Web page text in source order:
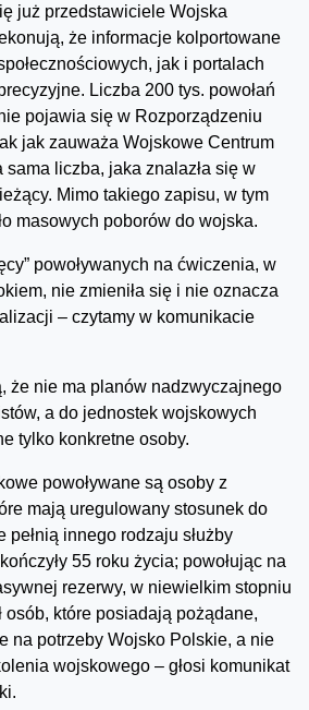
już przedstawiciele Wojska
że informacje kolportowane
jak i portalach
Liczba 200 tys. powołań
pojawia się w Rozporządzeniu
jak zauważa Wojskowe Centrum
sama liczba, jaka znalazła się w
Mimo takiego zapisu, w tym
masowych poborów do wojska.
powoływanych na ćwiczenia, w
nie zmieniła się i nie oznacza
– czytamy w komunikacie
że nie ma planów nadzwyczajnego
a do jednostek wojskowych
tylko konkretne osoby.
powoływane są osoby z
mają uregulowany stosunek do
pełnią innego rodzaju służby
55 roku życia; powołując na
rezerwy, w niewielkim stopniu
osób, które posiadają pożądane,
na potrzeby Wojsko Polskie, a nie
wojskowego – głosi komunikat